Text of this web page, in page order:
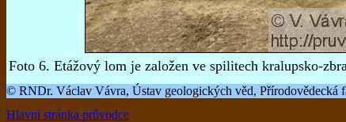
Foto 6. Etážový lom je založen ve spilitech kralupsko-
© RNDr. Václav Vávra, Ústav geologických věd, Přírodovědecká
Hlavní stránka průvodce